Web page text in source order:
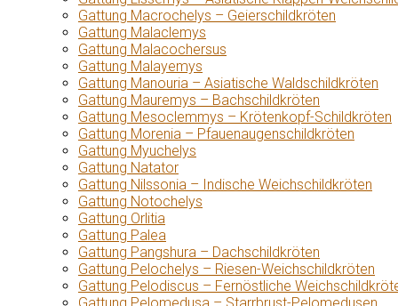
Gattung Macrochelys – Geierschildkröten
Gattung Malaclemys
Gattung Malacochersus
Gattung Malayemys
Gattung Manouria – Asiatische Waldschildkröten
Gattung Mauremys – Bachschildkröten
Gattung Mesoclemmys – Krötenkopf-Schildkröten
Gattung Morenia – Pfauenaugenschildkröten
Gattung Myuchelys
Gattung Natator
Gattung Nilssonia – Indische Weichschildkröten
Gattung Notochelys
Gattung Orlitia
Gattung Palea
Gattung Pangshura – Dachschildkröten
Gattung Pelochelys – Riesen-Weichschildkröten
Gattung Pelodiscus – Fernöstliche